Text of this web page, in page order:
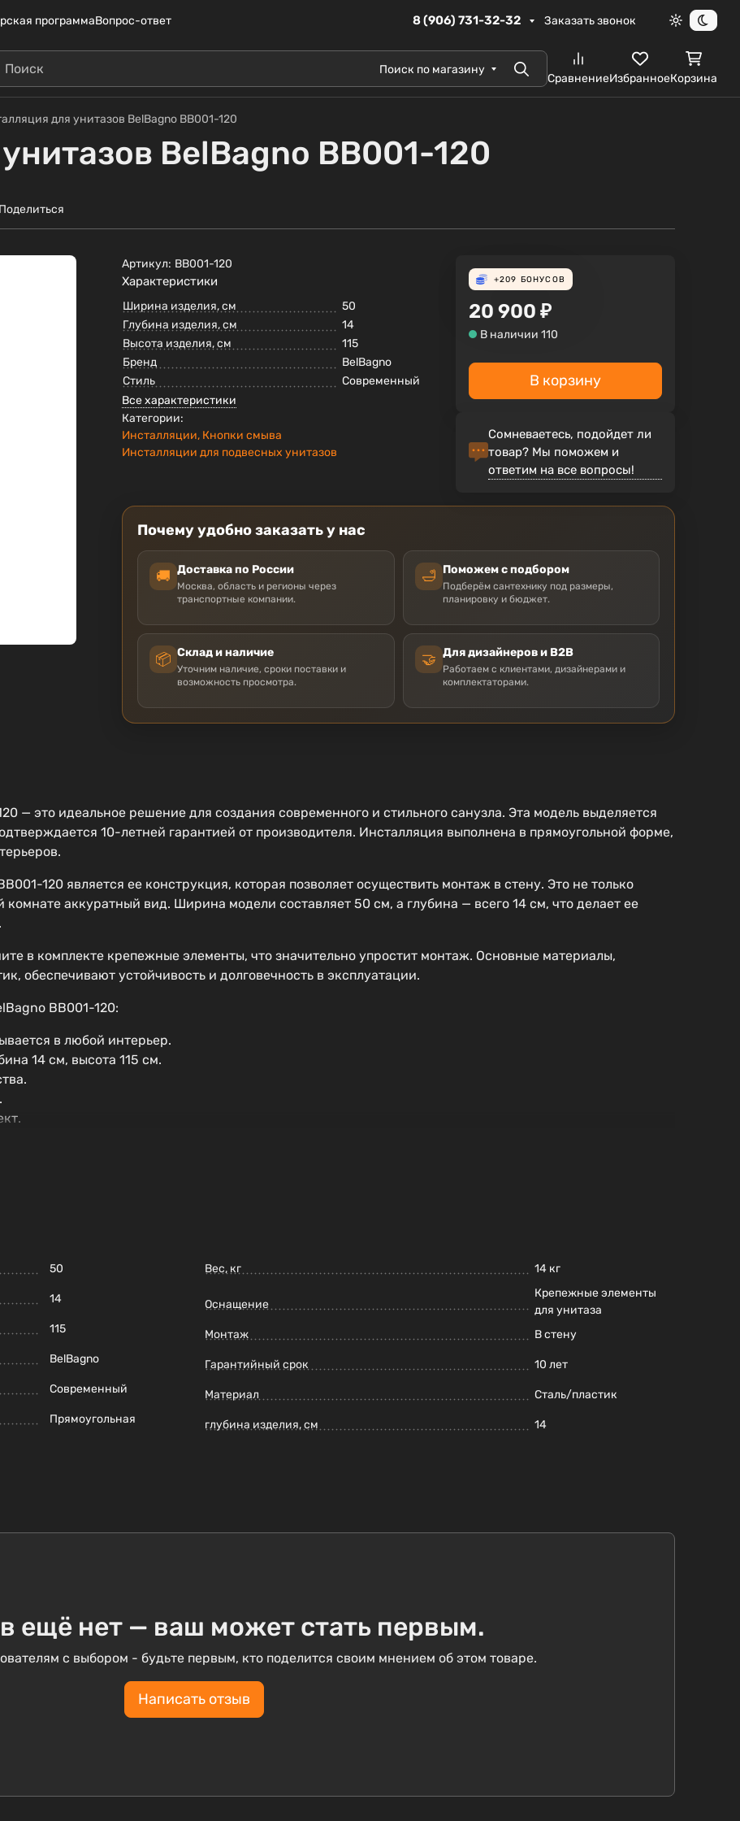
программаВопрос-ответ 8 (906) 731-32-32 Заказать звонок
Светлая
Поиск по магазину ПоискСравнениеИзбранноеКорзина
для унитазов BelBagno BB001-120
BelBagno BB001-120
Поделиться
Артикул: BB001-120
Характеристики
Ширина изделия, см
50
Глубина изделия, см
14
Высота изделия, см
115
Бренд
BelBagno
Стиль
Современный
Все характеристики
Категории:
Инсталляции, Кнопки смыва
Инсталляции для подвесных унитазов
+209 БОНУСОВ
20 900 ₽
В наличии 110
В корзину
Сомневаетесь, подойдет ли
товар? Мы поможем и
ответим на все вопросы!
Почему удобно заказать у нас
🚚 Доставка по России
Москва, область и регионы через
транспортные компании.
🛁 Поможем с подбором
Подберём сантехнику под размеры,
планировку и бюджет.
📦 Склад и наличие
Уточним наличие, сроки поставки и
возможность просмотра.
🤝 Для дизайнеров и B2B
Работаем с клиентами, дизайнерами и
комплектаторами.
— это идеальное решение для создания современного и стильного санузла. Эта модель выделяется
10-летней гарантией от производителя. Инсталляция выполнена в прямоугольной форме,
120 является ее конструкция, которая позволяет осуществить монтаж в стену. Это не только
аккуратный вид. Ширина модели составляет 50 см, а глубина — всего 14 см, что делает ее
в комплекте крепежные элементы, что значительно упростит монтаж. Основные материалы,
обеспечивают устойчивость и долговечность в эксплуатации.
BB001-120:
в любой интерьер.
14 см, высота 115 см.
120, вы получаете надежное и стильное решение для вашей ванной комнаты, которое будет
50
14
115
BelBagno
Современный
Прямоугольная
Вес, кг 14 кг
Оснащение
Крепежные элементы
для унитаза
Монтаж
В стену
Гарантийный срок 10 лет
Материал Сталь/пластик
глубина изделия, см 14
ещё нет — ваш может стать первым.
с выбором - будьте первым, кто поделится своим мнением об этом товаре.
Написать отзыв